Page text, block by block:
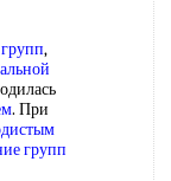
,
. При
групп